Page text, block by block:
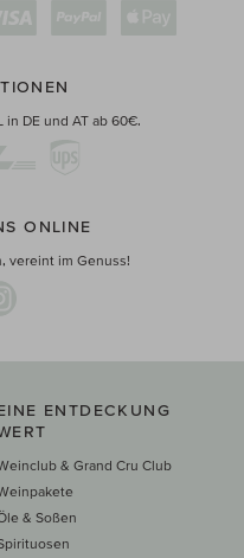
in DE und AT ab 60€.
ONLINE
vereint im Genuss!
ENTDECKUNG
& Grand Cru Club
& Soßen